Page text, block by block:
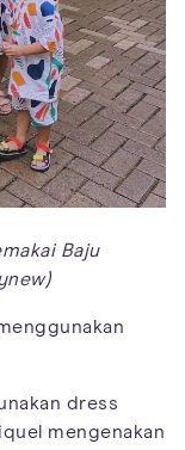
Baju
dress
mengenakan